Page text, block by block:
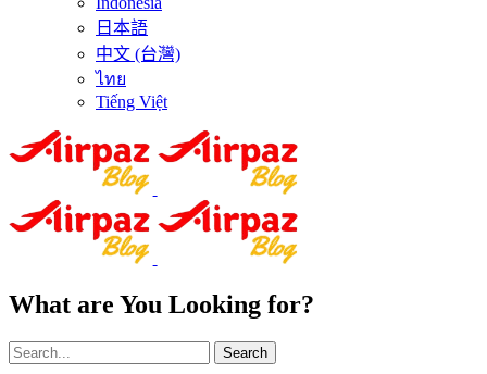
日本語
中文 (台灣)
ไทย
Tiếng Việt
What are You Looking for?
Search